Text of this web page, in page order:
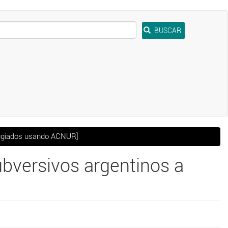
BUSCAR
usando ACNUR]
argentinos a